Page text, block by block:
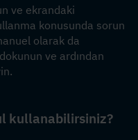
ve ekrandaki
konusunda sorun
olarak da
ve ardından
kullanabilirsiniz?